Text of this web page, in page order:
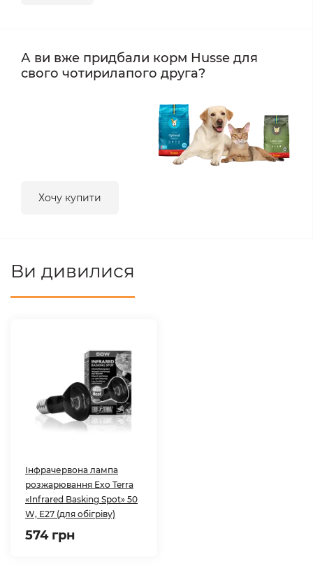
А ви вже придбали корм Husse для
свого чотирилапого друга?
Хочу купити
Ви дивилися
Інфрачервона лампа
розжарювання Exo Terra
«Infrared Basking Spot» 50
W, E27 (для обігріву)
574 грн